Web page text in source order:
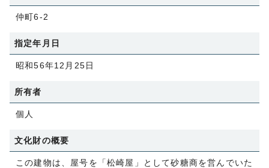
仲町6-2
指定年月日
昭和56年12月25日
所有者
個人
文化財の概要
この建物は、屋号を「松崎屋」として砂糖商を営んでいた